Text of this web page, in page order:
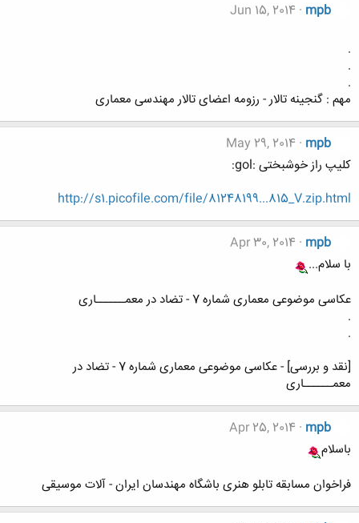
mpb
Jun 15, 2014
.
.
.
مهم : گنجینه تالار - رزومه اعضای تالار مهندسی معماری
mpb
May 29, 2014
کلیپ راز خوشبختی :gol:
http://s1.picofile.com/file/81248199...815_V.zip.html
mpb
Apr 30, 2014
با سلام...
عکاسی موضوعی معماری شماره 7 - تضاد در معمــــــاری
.
.
[نقد و بررسی] - عکاسی موضوعی معماری شماره 7 - تضاد در
معمــــــاری
mpb
Apr 25, 2014
باسلام
فراخوان مسابقه تابلو هنری باشگاه مهندسان ایران - آلات موسیقی